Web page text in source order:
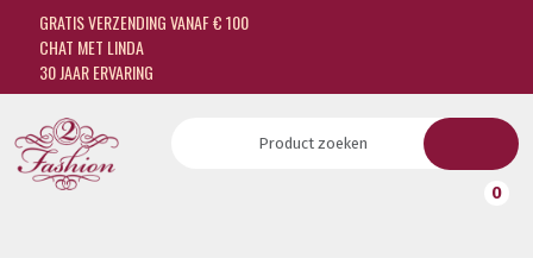
GRATIS VERZENDING VANAF € 100
CHAT MET LINDA
30 JAAR ERVARING
0